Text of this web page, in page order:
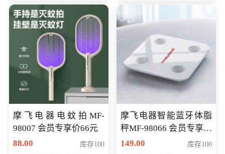
摩飞电器电蚊拍MF-
98007 会员专享价66元
88.00
库存100
摩飞电器智能蓝牙体脂
秤MF-98066 会员专享价
98元
149.00 库存100